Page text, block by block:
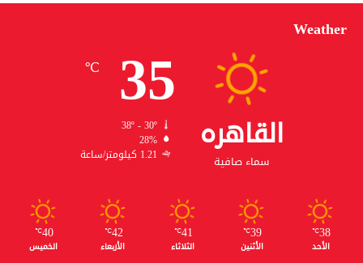
Weather
القاهره
سماء صافية
35
℃
38º - 30º
28%
1.21 كيلومتر/ساعة
38
℃
الأحد
39
℃
الأثنين
41
℃
الثلاثاء
42
℃
الأربعاء
40
℃
الخميس